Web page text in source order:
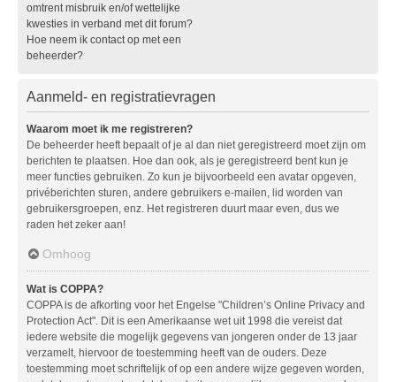
omtrent misbruik en/of wettelijke
kwesties in verband met dit forum?
Hoe neem ik contact op met een
beheerder?
Aanmeld- en registratievragen
Waarom moet ik me registreren?
De beheerder heeft bepaalt of je al dan niet geregistreerd moet zijn om
berichten te plaatsen. Hoe dan ook, als je geregistreerd bent kun je
meer functies gebruiken. Zo kun je bijvoorbeeld een avatar opgeven,
privéberichten sturen, andere gebruikers e-mailen, lid worden van
gebruikersgroepen, enz. Het registreren duurt maar even, dus we
raden het zeker aan!
Omhoog
Wat is COPPA?
COPPA is de afkorting voor het Engelse "Children’s Online Privacy and
Protection Act". Dit is een Amerikaanse wet uit 1998 die vereist dat
iedere website die mogelijk gegevens van jongeren onder de 13 jaar
verzamelt, hiervoor de toestemming heeft van de ouders. Deze
toestemming moet schriftelijk of op een andere wijze gegeven worden,